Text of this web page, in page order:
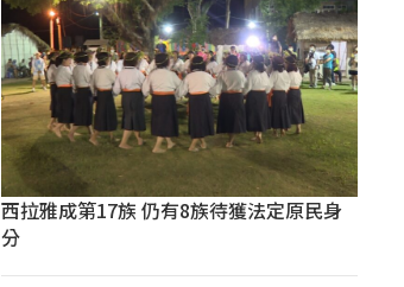
西拉雅成第17族 仍有8族待獲法定原民身
分